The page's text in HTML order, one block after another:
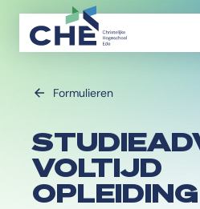
Formulieren
VOLTIJD
OPLEIDING